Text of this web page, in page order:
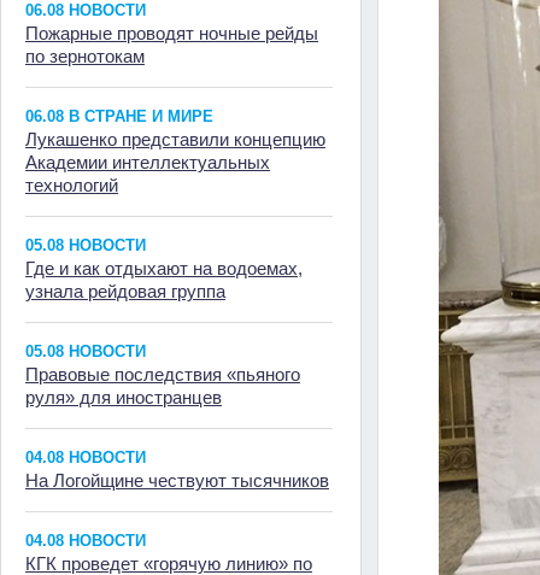
06.08 НОВОСТИ
Пожарные проводят ночные рейды
по зернотокам
06.08 В СТРАНЕ И МИРЕ
Лукашенко представили концепцию
Академии интеллектуальных
технологий
05.08 НОВОСТИ
Где и как отдыхают на водоемах,
узнала рейдовая группа
05.08 НОВОСТИ
Правовые последствия «пьяного
руля» для иностранцев
04.08 НОВОСТИ
На Логойщине чествуют тысячников
04.08 НОВОСТИ
КГК проведет «горячую линию» по